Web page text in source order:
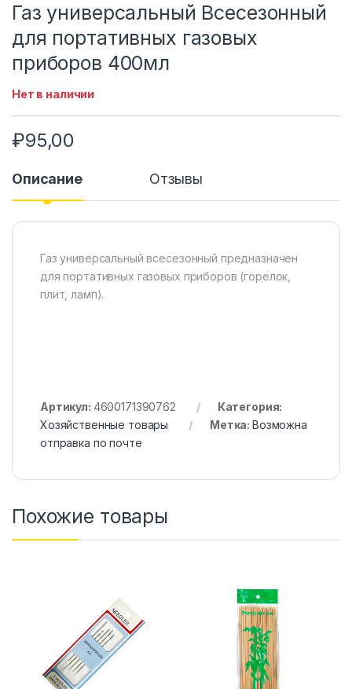
Газ универсальный Всесезонный
для портативных газовых
приборов 400мл
Нет в наличии
₽95,00
Описание Отзывы
Газ универсальный всесезонный предназначен
для портативных газовых приборов (горелок,
плит, ламп).
Артикул: 4600171390762
Категория:
Хозяйственные товары
Метка: Возможна
отправка по почте
Похожие товары